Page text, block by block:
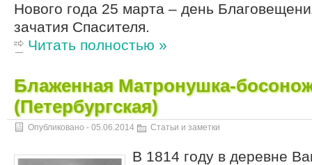
Нового года 25 марта – день
зачатия Спасителя.
Читать полностью »
Блаженная Матронушка-
(Петербургская)
Опубликовано - 05.06.2014 Статьи и заметки
В 1814 году в деревне